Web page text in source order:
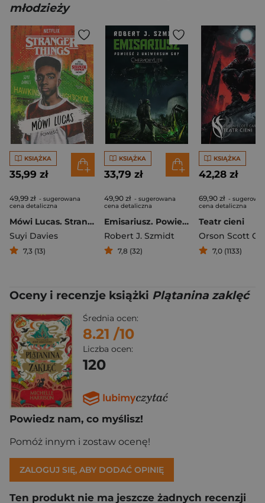
młodzieży
KSIĄŻKA
35,99 zł
49,99 zł - sugerowana
cena detaliczna
Mówi Lucas. Stranger Things
Suyi Davies
7,3 (13)
KSIĄŻKA
33,79 zł
49,90 zł - sugerowana
cena detaliczna
Emisariusz. Powieść z Uniwersum gry Chernobylite
Robert J. Szmidt
7,8 (32)
KSIĄŻKA
42,28 zł
69,90 zł -
cena detaliczna
Teatr cieni
Orson Scott
7,0 (1133)
Oceny i recenzje książki Plątanina zaklęć
Średnia ocen:
8.21 /10
Liczba ocen:
120
Powiedz nam, co myślisz!
Pomóż innym i zostaw ocenę!
ZALOGUJ SIĘ, ABY DODAĆ OPINIĘ
Ten produkt nie ma jeszcze żadnych recenzji